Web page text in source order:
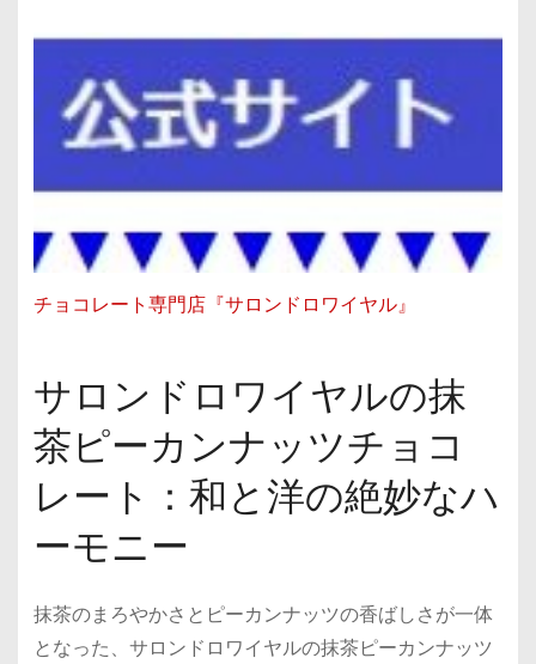
チョコレート専門店『サロンドロワイヤル』
サロンドロワイヤルの抹
茶ピーカンナッツチョコ
レート：和と洋の絶妙なハ
ーモニー
抹茶のまろやかさとピーカンナッツの香ばしさが一体
となった、サロンドロワイヤルの抹茶ピーカンナッツ